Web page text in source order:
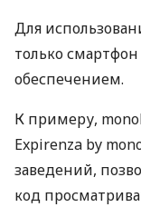
Для
только
обеспечением.
К примеру,
Expirenza by
заведений,
код